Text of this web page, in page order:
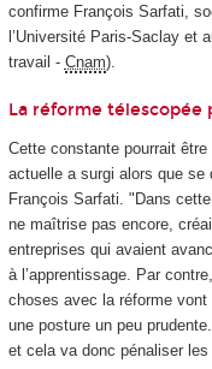
confirme François Sarfati,
l’Université Paris-Saclay et
travail - Cnam).
La réforme télescopée
Cette constante pourrait
actuelle a surgi alors que se
François Sarfati. "Dans
ne maîtrise pas encore,
entreprises qui avaient
à l’apprentissage. Par
choses avec la réforme
une posture un peu
et cela va donc pénaliser